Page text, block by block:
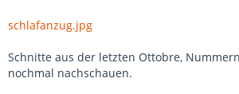
schlafanzug.jpg
Schnitte aus der letzten Ottobre,
nochmal nachschauen.